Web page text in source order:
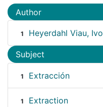
Author
1 Heyerdahl Viau, Ivo
Subject
1 Extracción
1 Extraction